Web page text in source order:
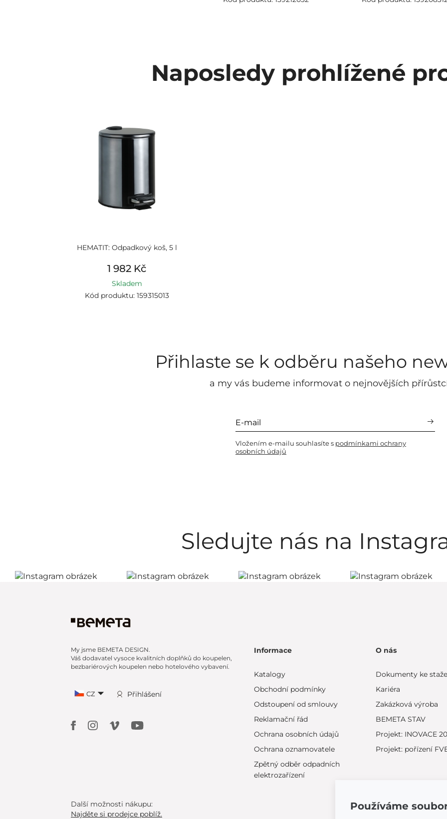
Naposledy prohlížené
HEMATIT: Odpadkový koš, 5 l
1 982 Kč
Skladem
Kód produktu: 159315013
Přihlaste se k odběru našeho
a my vás budeme informovat o nejnovějších
Vložením e-mailu souhlasíte s podmínkami ochrany
osobních údajů
Sledujte nás na
My jsme BEMETA DESIGN.
Váš dodavatel vysoce kvalitních doplňků do koupelen,
bezbariérových koupelen nebo hotelového vybavení.
CZ Přihlášení
Informace
Katalogy
Obchodní podmínky
Odstoupení od smlouvy
Reklamační řád
Ochrana osobních údajů
Ochrana oznamovatele
Zpětný odběr odpadních
elektrozařízení
O nás
Dokumenty ke
Kariéra
Zakázková výroba
BEMETA STAV
Projekt: INOVACE
Projekt: pořízení
Další možnosti nákupu:
Najděte si prodejce poblíž.
Používáme